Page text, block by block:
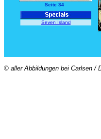
Seite 34
Seven Island
© aller Abbildungen bei Carlsen /